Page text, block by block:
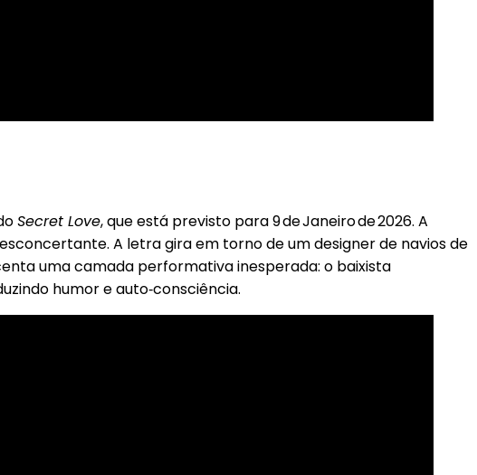
Secret Love, que está previsto para 9 de Janeiro de 2026. A
A letra gira em torno de um designer de navios de
uma camada performativa inesperada: o baixista
humor e auto‑consciência.